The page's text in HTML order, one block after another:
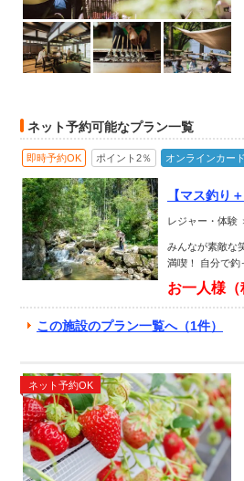
ネット予約可能なプラン一覧
即時予約OK ポイント2％ オンラインカー
【マス釣り
レジャー・体験
みんなが素敵な
満喫！ 自分で釣
お一人様（
この施設のプラン一覧へ（1件）
ネット予約OK